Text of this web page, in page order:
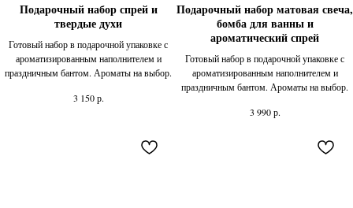
Подарочный набор спрей и
твердые духи
Готовый набор в подарочной упаковке с
ароматизированным наполнителем и
праздничным бантом. Ароматы на выбор.
3 150 р.
Подарочный набор матовая свеча,
бомба для ванны и
ароматический спрей
Готовый набор в подарочной упаковке с
ароматизированным наполнителем и
праздничным бантом. Ароматы на выбор.
3 990 р.